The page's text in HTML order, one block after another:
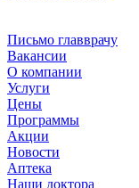
Письмо главврачу
Вакансии
О компании
Услуги
Цены
Программы
Акции
Новости
Аптека
Наши доктора